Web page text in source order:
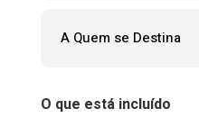
A Quem se Destina
O que está incluído